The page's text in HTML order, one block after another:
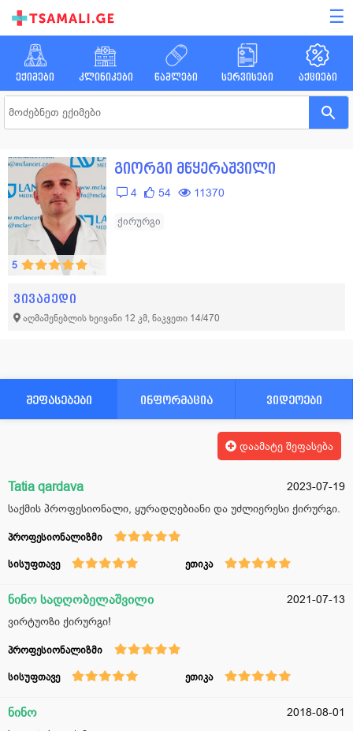
☰
ექიმები კლინიკები წამლები სერვისები აქციები
5
გიორგი მწყერაშვილი
4 54 11370
ქირურგი
ვივამედი
აღმაშენებლის ხეივანი 12 კმ, ნაკვეთი 14/470
შეფასებები ინფორმაცია ვიდეოები
დაამატე შეფასება
Tatia qardava
2023-07-19
საქმის პროფესიონალი, ყურადღებიანი და უძლიერესი ქირურგი.
პროფესიონალიზმი
სისუფთავე ეთიკა
ნინო სადღობელაშვილი
2021-07-13
ვირტუოზი ქირურგი!
პროფესიონალიზმი
სისუფთავე ეთიკა
ნინო
2018-08-01